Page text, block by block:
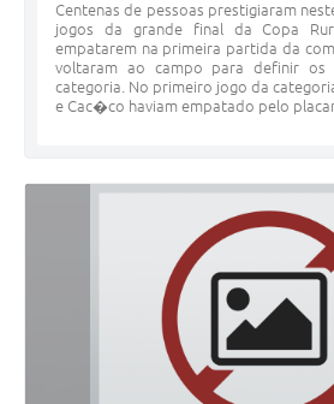
Centenas de pessoas prestigiaram
jogos da grande final da Copa
empatarem na primeira partida da
voltaram ao campo para definir os
categoria. No primeiro jogo da
e Cac�co haviam empatado pelo placar